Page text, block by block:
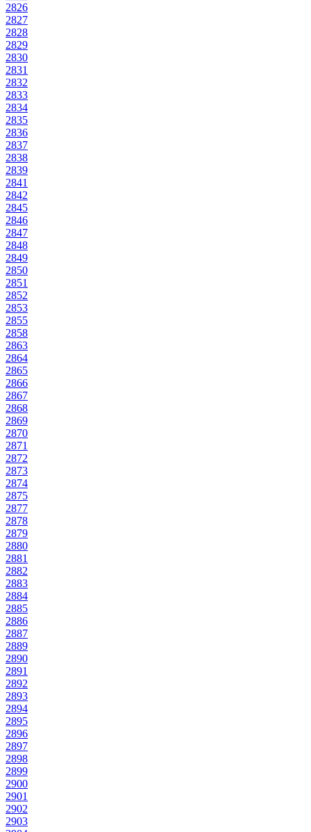
2826
2827
2828
2829
2830
2831
2832
2833
2834
2835
2836
2837
2838
2839
2841
2842
2845
2846
2847
2848
2849
2850
2851
2852
2853
2855
2858
2863
2864
2865
2866
2867
2868
2869
2870
2871
2872
2873
2874
2875
2877
2878
2879
2880
2881
2882
2883
2884
2885
2886
2887
2889
2890
2891
2892
2893
2894
2895
2896
2897
2898
2899
2900
2901
2902
2903